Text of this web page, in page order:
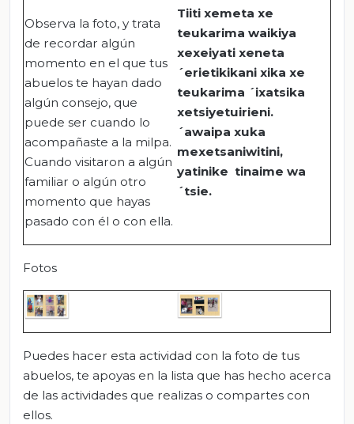
Observa la foto, y trata
de recordar algún
momento en el que tus
abuelos te hayan dado
algún consejo, que
puede ser cuando lo
acompañaste a la milpa.
Cuando visitaron a algún
familiar o algún otro
momento que hayas
pasado con él o con ella.
Tiiti xemeta xe
teukarima waikiya
xexeiyati xeneta
´erietikikani xika xe
teukarima ´ixatsika
xetsiyetuirieni.
´awaipa xuka
mexetsaniwitini,
yatinike tinaime wa
´tsie.
Fotos
Puedes hacer esta actividad con la foto de tus
abuelos, te apoyas en la lista que has hecho acerca
de las actividades que realizas o compartes con
ellos.